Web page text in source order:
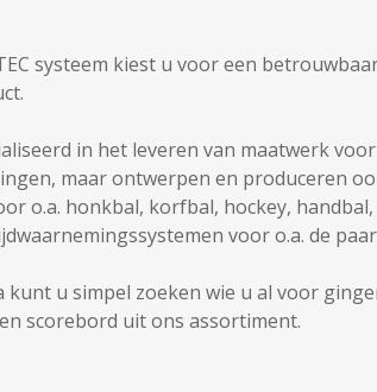
systeem kiest u voor een
in het leveren van maatwerk voor
maar ontwerpen en produceren
o.a. honkbal, korfbal, hockey,
voor o.a. de
kunt u simpel zoeken wie u al voor
scorebord uit ons assortiment.